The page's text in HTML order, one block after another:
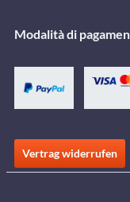
Modalità di
Vertrag widerrufen